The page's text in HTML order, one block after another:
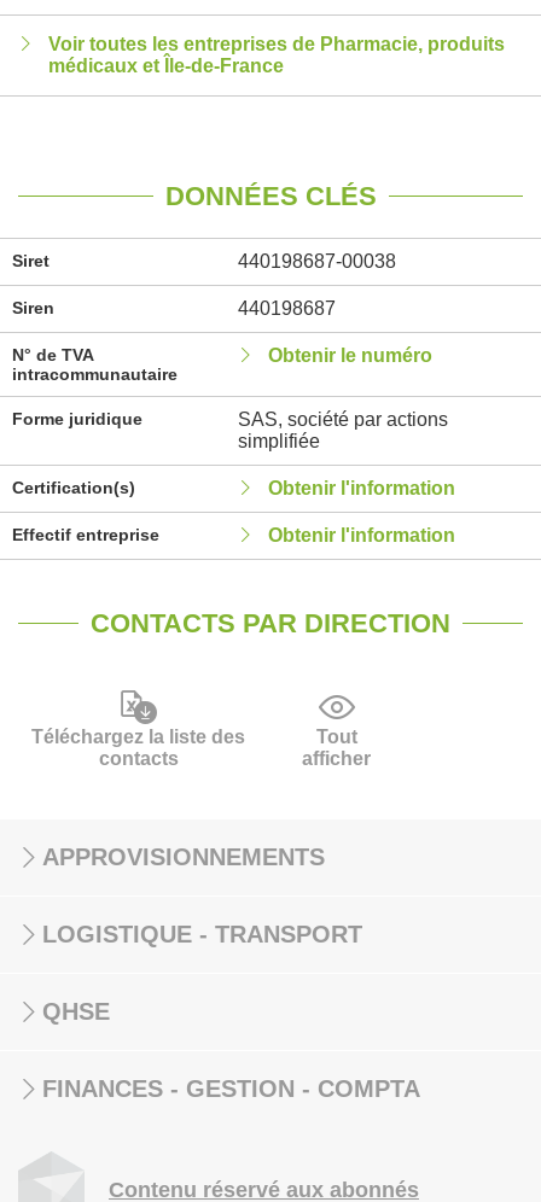
Voir toutes les entreprises de Pharmacie, produits
médicaux et Île-de-France
DONNÉES CLÉS
Siret 440198687-00038
Siren 440198687
N° de TVA
intracommunautaire
Obtenir le numéro
Forme juridique
SAS, société par actions
simplifiée
Certification(s) Obtenir l'information
Effectif entreprise Obtenir l'information
CONTACTS PAR DIRECTION
Téléchargez la liste des
contacts
Tout
afficher
APPROVISIONNEMENTS
LOGISTIQUE - TRANSPORT
QHSE
FINANCES - GESTION - COMPTA
Contenu réservé aux abonnés